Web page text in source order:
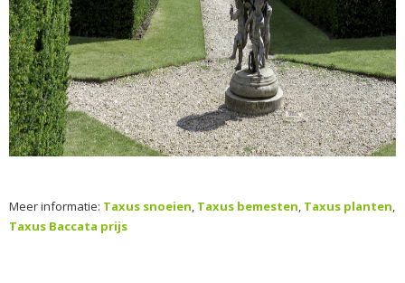
Meer informatie: Taxus snoeien, Taxus bemesten, Taxus planten,
Taxus Baccata prijs